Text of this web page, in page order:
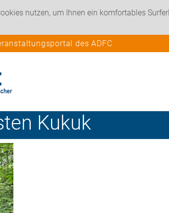
nutzen, um Ihnen ein komfortables
des ADFC
Kukuk